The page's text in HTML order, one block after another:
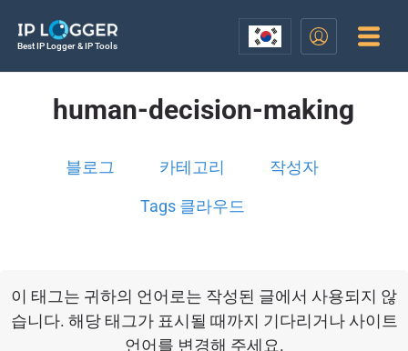
Best IP Logger & IP Tools
human-decision-making
블로그 카테고리 작성자
Tags 클라우드